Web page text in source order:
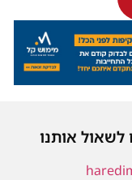
לשאול אותנו